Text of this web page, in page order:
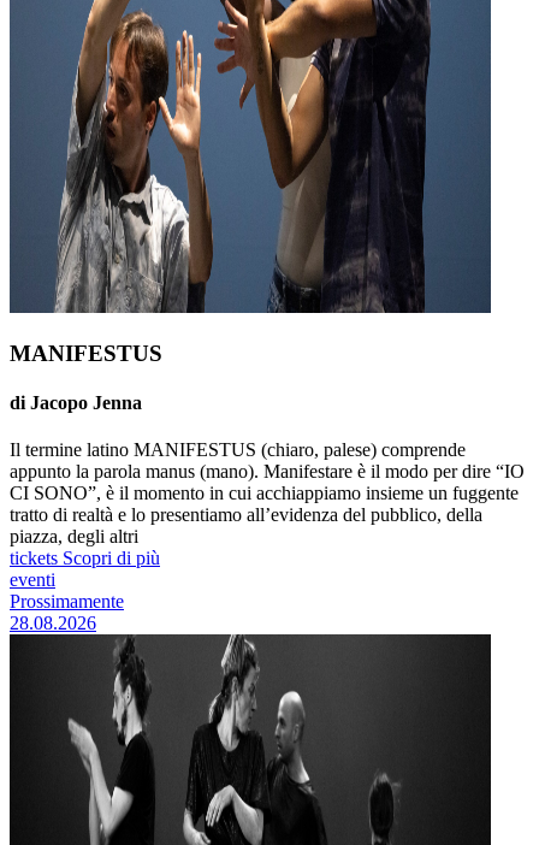
MANIFESTUS
di Jacopo Jenna
Il termine latino MANIFESTUS (chiaro, palese) comprende
appunto la parola manus (mano). Manifestare è il modo per dire “IO
CI SONO”, è il momento in cui acchiappiamo insieme un fuggente
tratto di realtà e lo presentiamo all’evidenza del pubblico, della
piazza, degli altri
tickets Scopri di più
eventi
Prossimamente
28.08.2026